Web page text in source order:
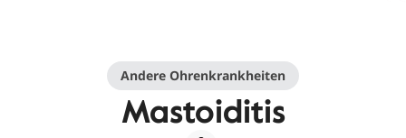
Andere Ohrenkrankheiten
Mastoiditis